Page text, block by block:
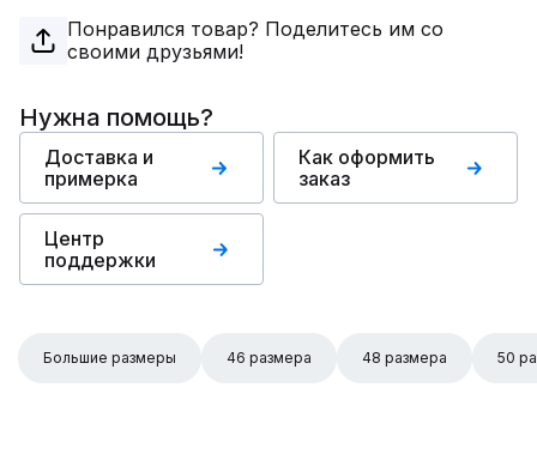
Понравился товар? Поделитесь им со
своими друзьями!
Нужна помощь?
Доставка и
примерка
Как оформить
заказ
Центр
поддержки
Большие размеры 46 размера 48 размера 50